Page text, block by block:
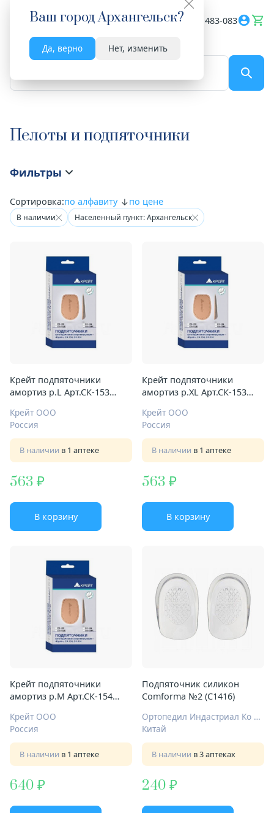
Ваш городАрхангельск?
Да, верно Нет, изменить
Весь сайт 8182 483-083
Пелоты и подпяточники
Фильтры
Сортировка:по алфавиту по цене
В наличии Населенный пункт: Архангельск
Крейт подпяточники
амортиз р.L Арт.СК-153
Крейт ООО
Россия
В наличии в 1 аптеке
563
В корзину
Крейт подпяточники
амортиз р.XL Арт.СК-153
Крейт ООО
Россия
В наличии в 1 аптеке
563
В корзину
Крейт подпяточники
амортиз р.М Арт.СК-154
Крейт ООО
Россия
В наличии в 1 аптеке
640
Подпяточник силикон
Comforma №2 (С1416)
Ортопедил Индастриал Ко Лтд
Китай
В наличии в 3 аптеках
240